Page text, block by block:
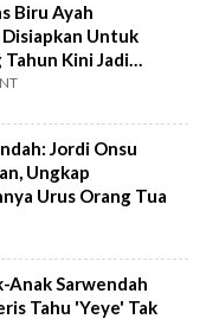
Biru Ayah
Untuk
Tahun Kini Jadi
Mati
Jordi Onsu
Ungkap
Urus Orang Tua
Anak Sarwendah
Tahu 'Yeye' Tak